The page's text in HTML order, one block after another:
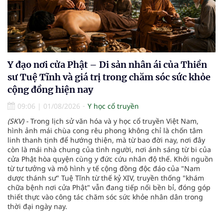
Y đạo nơi cửa Phật – Di sản nhân ái của Thiền
sư Tuệ Tĩnh và giá trị trong chăm sóc sức khỏe
cộng đồng hiện nay
09:06 | 01/08/2026
Y học cổ truyền
(SKV) - Trong lịch sử văn hóa và y học cổ truyền Việt Nam,
hình ảnh mái chùa cong rêu phong không chỉ là chốn tâm
linh thanh tịnh để hướng thiện, mà từ bao đời nay, nơi đây
còn là mái nhà chung của tình người, nơi ánh sáng từ bi của
cửa Phật hòa quyện cùng y đức cứu nhân độ thế. Khởi nguồn
từ tư tưởng và mô hình y tế cộng đồng độc đáo của "Nam
dược thánh sư" Tuệ Tĩnh từ thế kỷ XIV, truyền thống "khám
chữa bệnh nơi cửa Phật" vẫn đang tiếp nối bền bỉ, đóng góp
thiết thực vào công tác chăm sóc sức khỏe nhân dân trong
thời đại ngày nay.